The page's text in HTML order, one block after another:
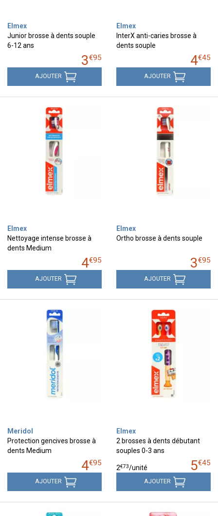
Elmex
Junior brosse à dents souple
6-12 ans
3€95
AJOUTER
Elmex
InterX anti-caries brosse à
dents souple
4€45
AJOUTER
Elmex
Nettoyage intense brosse à
dents Medium
4€95
AJOUTER
Elmex
Ortho brosse à dents souple
3€95
AJOUTER
Meridol
Protection gencives brosse à
dents Medium
4€95
AJOUTER
Elmex
2 brosses à dents débutant
souples 0-3 ans
5€45
2€73/unité
AJOUTER